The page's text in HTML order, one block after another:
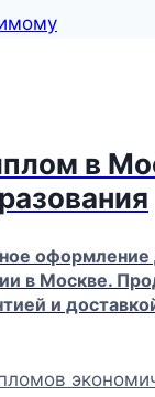
в
в Москве.
и